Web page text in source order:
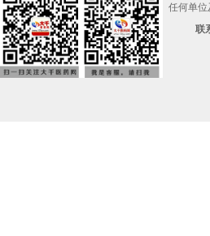
任何单位
联